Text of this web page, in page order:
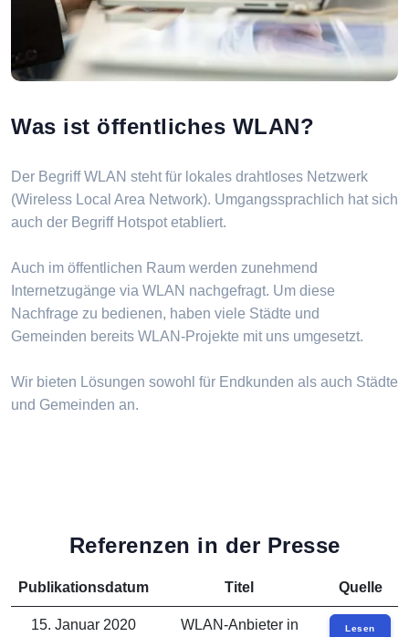
Was ist öffentliches WLAN?
Der Begriff WLAN steht für lokales drahtloses Netzwerk
(Wireless Local Area Network). Umgangssprachlich hat sich
auch der Begriff Hotspot etabliert.
Auch im öffentlichen Raum werden zunehmend
Internetzugänge via WLAN nachgefragt. Um diese
Nachfrage zu bedienen, haben viele Städte und
Gemeinden bereits WLAN-Projekte mit uns umgesetzt.
Wir bieten Lösungen sowohl für Endkunden als auch Städte
und Gemeinden an.
Referenzen in der Presse
Publikationsdatum Titel Quelle
15. Januar 2020
WLAN-Anbieter in
Lesen